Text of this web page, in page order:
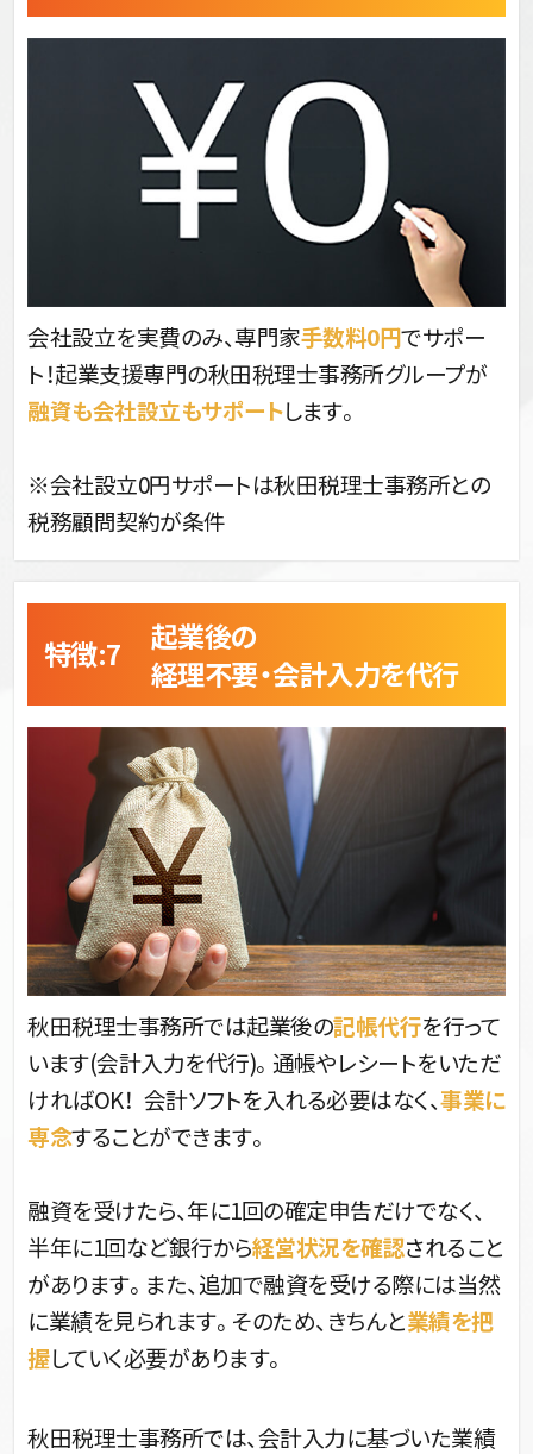
会社設立を実費のみ、専門家手数料0円でサポー
ト！起業支援専門の秋田税理士事務所グループが
融資も会社設立もサポートします。
※会社設立0円サポートは秋田税理士事務所との
税務顧問契約が条件
特徴:7
起業後の
経理不要・会計入力を代行
秋田税理士事務所では起業後の記帳代行を行って
います(会計入力を代行)。通帳やレシートをいただ
ければOK！ 会計ソフトを入れる必要はなく、事業に
専念することができます。
融資を受けたら、年に1回の確定申告だけでなく、
半年に1回など銀行から経営状況を確認されること
があります。また、追加で融資を受ける際には当然
に業績を見られます。そのため、きちんと業績を把
握していく必要があります。
秋田税理士事務所では、会計入力に基づいた業績